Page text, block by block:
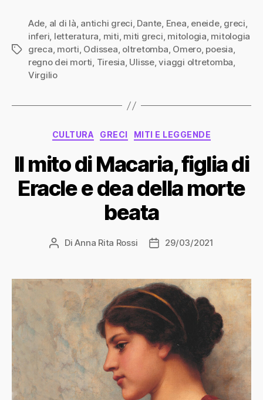
Tag
Ade, al di là, antichi greci, Dante, Enea, eneide, greci,
inferi, letteratura, miti, miti greci, mitologia, mitologia
greca, morti, Odissea, oltretomba, Omero, poesia,
regno dei morti, Tiresia, Ulisse,viaggi oltretomba,
Virgilio
Categorie
CULTURA GRECI MITI E LEGGENDE
Il mito di Macaria, figlia di
Eracle e dea della morte
beata
Autore
DiAnna Rita Rossi
Data29/03/2021